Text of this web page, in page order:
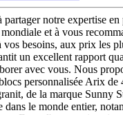
partager notre expertise
et à vous
vos besoins, aux prix les
un excellent rapport
avec vous. Nous
personnalisée Arix de
de la marque Sunny
le monde entier,